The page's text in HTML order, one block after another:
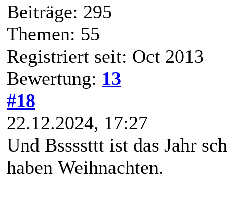
Beiträge: 295
Themen: 55
Registriert seit: Oct 2013
Bewertung: 13
#18
22.12.2024, 17:27
Und Bssssttt ist das Jahr
haben Weihnachten.